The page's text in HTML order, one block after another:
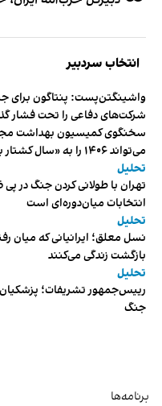
انتخاب سردبیر
واشینگتن‌پست: پنتاگون برای
شرکت‌های دفاعی را تحت فشار
سخنگوی کمیسیون بهداشت
می‌تواند ۱۴۰۶ را به «سال کشتار بیماران» تبدیل کند
تحلیل
تهران با طولانی کردن جنگ در
انتخابات میان‌دوره‌ای است
تحلیل
نسل معلق؛ ایرانیانی که میان
بازگشت زندگی می‌کنند
تحلیل
رییس‌جمهور تشریفات؛
جنگ
برنامه‌ها